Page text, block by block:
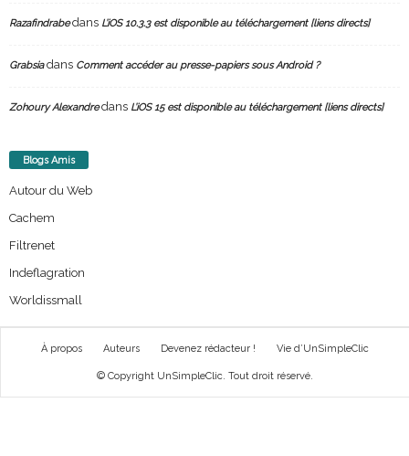
Razafindrabedans L’iOS 10.3.3 est disponible au téléchargement [liens directs]
Grabsiadans Comment accéder au presse-papiers sous Android ?
Zohoury Alexandredans L’iOS 15 est disponible au téléchargement [liens directs]
Blogs Amis
Autour du Web
Cachem
Filtrenet
Indeflagration
Worldissmall
À propos Auteurs Devenez rédacteur ! Vie d’UnSimpleClic
© Copyright UnSimpleClic. Tout droit réservé.